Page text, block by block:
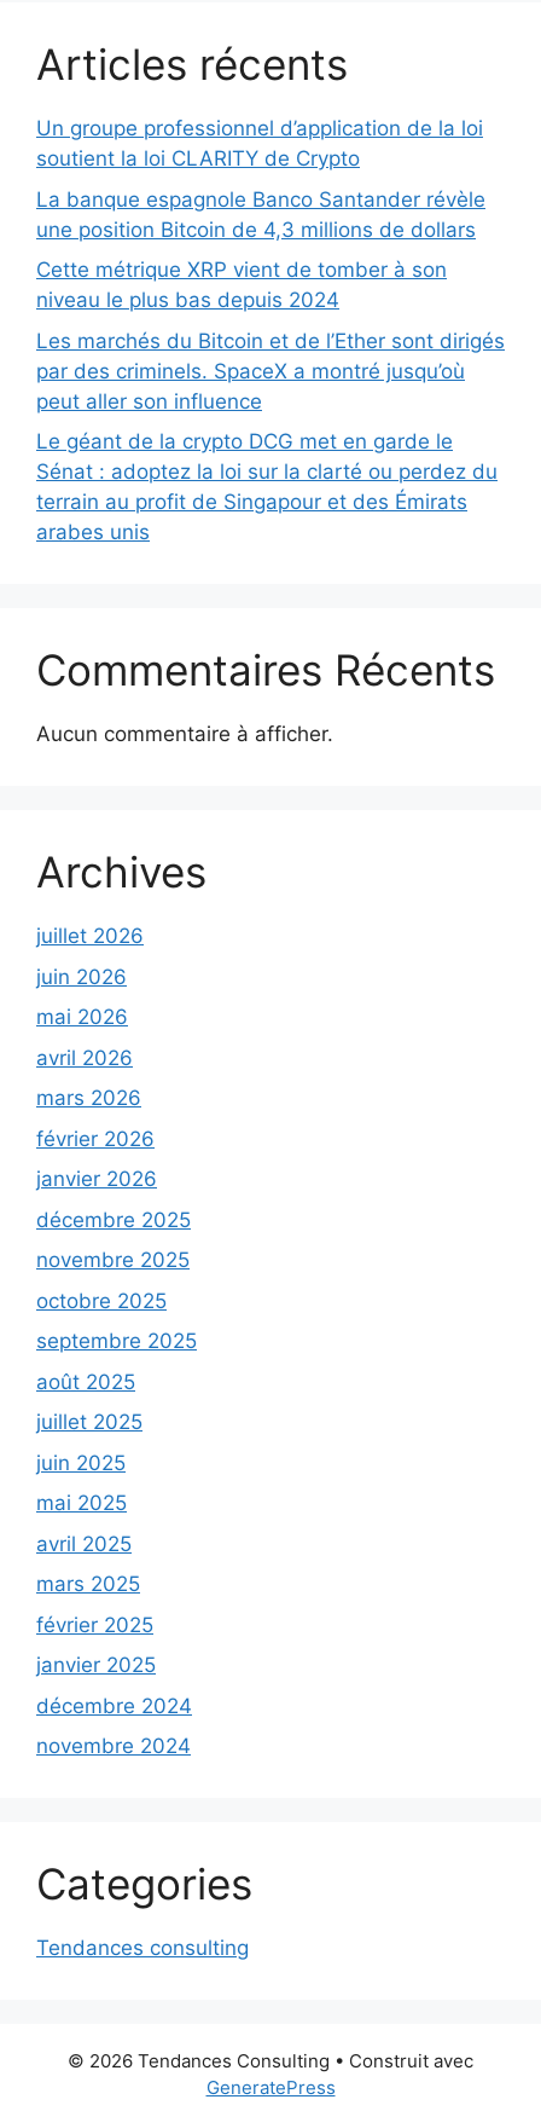
Articles récents
Un groupe professionnel d’application de la loi
soutient la loi CLARITY de Crypto
La banque espagnole Banco Santander révèle
une position Bitcoin de 4,3 millions de dollars
Cette métrique XRP vient de tomber à son
niveau le plus bas depuis 2024
Les marchés du Bitcoin et de l’Ether sont dirigés
par des criminels. SpaceX a montré jusqu’où
peut aller son influence
Le géant de la crypto DCG met en garde le
Sénat : adoptez la loi sur la clarté ou perdez du
terrain au profit de Singapour et des Émirats
arabes unis
Commentaires Récents
Aucun commentaire à afficher.
Archives
juillet 2026
juin 2026
mai 2026
avril 2026
mars 2026
février 2026
janvier 2026
décembre 2025
novembre 2025
octobre 2025
septembre 2025
août 2025
juillet 2025
juin 2025
mai 2025
avril 2025
mars 2025
février 2025
janvier 2025
décembre 2024
novembre 2024
Categories
Tendances consulting
© 2026 Tendances Consulting • Construit avec
GeneratePress